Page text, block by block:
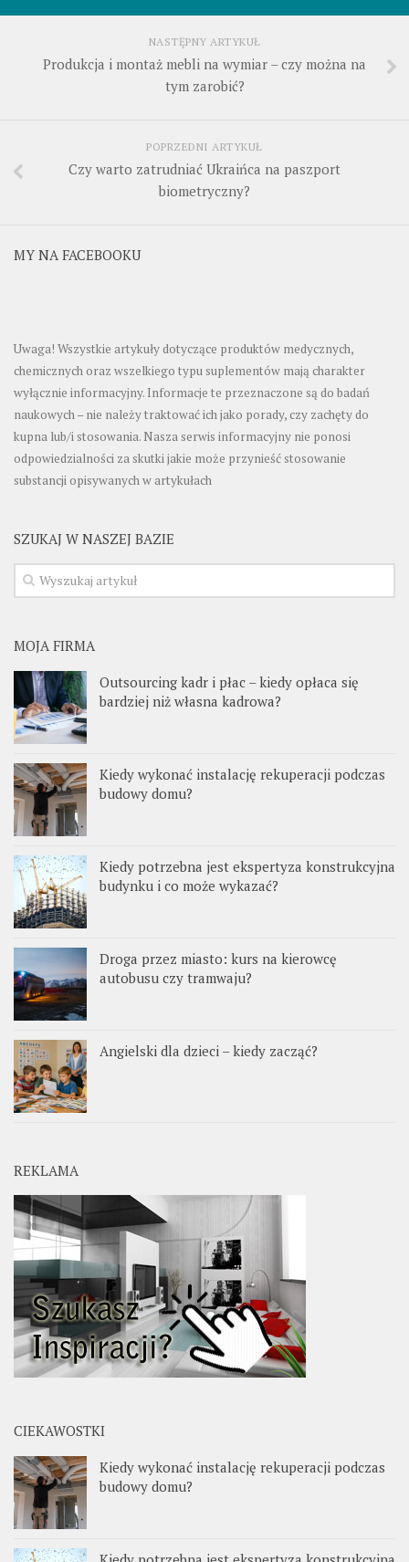
NASTĘPNY ARTYKUŁ
Produkcja i montaż mebli na wymiar – czy można na
tym zarobić?
POPRZEDNI ARTYKUŁ
Czy warto zatrudniać Ukraińca na paszport
biometryczny?
MY NA FACEBOOKU
Uwaga! Wszystkie artykuły dotyczące produktów medycznych,
chemicznych oraz wszelkiego typu suplementów mają charakter
wyłącznie informacyjny. Informacje te przeznaczone są do badań
naukowych – nie należy traktować ich jako porady, czy zachęty do
kupna lub/i stosowania. Nasza serwis informacyjny nie ponosi
odpowiedzialności za skutki jakie może przynieść stosowanie
substancji opisywanych w artykułach
SZUKAJ W NASZEJ BAZIE
MOJA FIRMA
Outsourcing kadr i płac – kiedy opłaca się
bardziej niż własna kadrowa?
Kiedy wykonać instalację rekuperacji podczas
budowy domu?
Kiedy potrzebna jest ekspertyza konstrukcyjna
budynku i co może wykazać?
Droga przez miasto: kurs na kierowcę
autobusu czy tramwaju?
Angielski dla dzieci – kiedy zacząć?
REKLAMA
CIEKAWOSTKI
Kiedy wykonać instalację rekuperacji podczas
budowy domu?